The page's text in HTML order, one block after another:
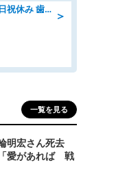
＞
検査/検品/ライン作業 日勤 土日祝休み 歯科模型製造 有償休憩あり 残業ほぼなし
一覧を見る
明宏さん死去
愛があれば 戦